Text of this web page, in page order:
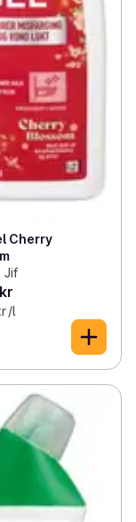
Cherry
Jif
/l